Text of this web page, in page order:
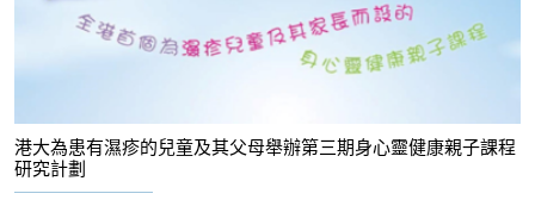
港大為患有濕疹的兒童及其父母舉辦第三期身心靈健康親子課程
研究計劃